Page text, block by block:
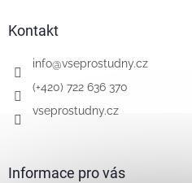
Kontakt
info@vseprostudny.cz
(+420) 722 636 370
vseprostudny.cz
Informace pro vás